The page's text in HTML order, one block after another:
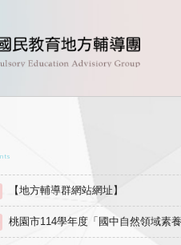
【地方輔導群網站網址】
桃園市114學年度「國中自然領域素